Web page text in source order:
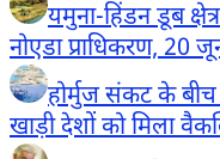
यमुना-हिंडन डूब
नोएडा प्राधिकरण, 20
होर्मुज संकट के बीच
खाड़ी देशों को मिला